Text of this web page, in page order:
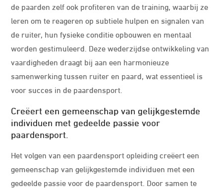
de paarden zelf ook profiteren van de training, waarbij ze
leren om te reageren op subtiele hulpen en signalen van
de ruiter, hun fysieke conditie opbouwen en mentaal
worden gestimuleerd. Deze wederzijdse ontwikkeling van
vaardigheden draagt bij aan een harmonieuze
samenwerking tussen ruiter en paard, wat essentieel is
voor succes in de paardensport.
Creëert een gemeenschap van gelijkgestemde
individuen met gedeelde passie voor
paardensport.
Het volgen van een paardensport opleiding creëert een
gemeenschap van gelijkgestemde individuen met een
gedeelde passie voor de paardensport. Door samen te